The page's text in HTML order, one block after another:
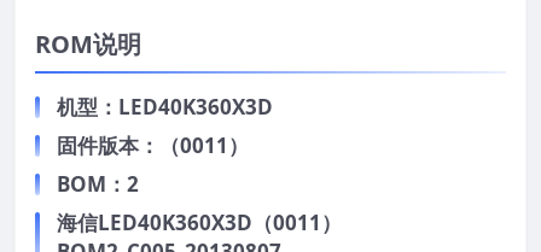
ROM说明
机型：LED40K360X3D
固件版本：（0011）
BOM：2
海信LED40K360X3D（0011）